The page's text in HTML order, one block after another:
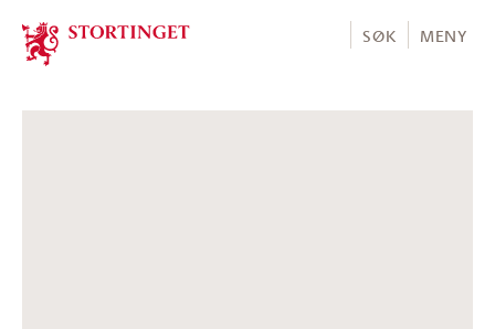
Stortinget.no
SØK MENY